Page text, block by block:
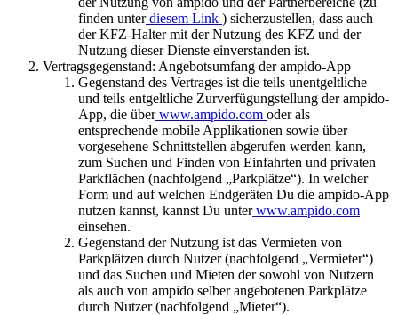
finden unterdiesem Link ) sicherzustellen, dass auch
der KFZ-Halter mit der Nutzung des KFZ und der
Nutzung dieser Dienste einverstanden ist.
Vertragsgegenstand: Angebotsumfang der ampido-App
Gegenstand des Vertrages ist die teils unentgeltliche
und teils entgeltliche Zurverfügungstellung der ampido-
App, die überwww.ampido.com oder als
entsprechende mobile Applikationen sowie über
vorgesehene Schnittstellen abgerufen werden kann,
zum Suchen und Finden von Einfahrten und privaten
Parkflächen (nachfolgend „Parkplätze“). In welcher
Form und auf welchen Endgeräten Du die ampido-App
nutzen kannst, kannst Du unterwww.ampido.com
einsehen.
Gegenstand der Nutzung ist das Vermieten von
Parkplätzen durch Nutzer (nachfolgend „Vermieter“)
und das Suchen und Mieten der sowohl von Nutzern
als auch von ampido selber angebotenen Parkplätze
durch Nutzer (nachfolgend „Mieter“).